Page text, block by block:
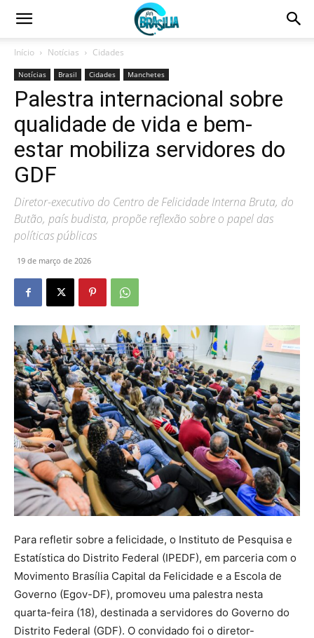
Início Notícias Cidades
Notícias Brasil Cidades Manchetes
Palestra internacional sobre
qualidade de vida e bem-
estar mobiliza servidores do
GDF
Diretor-executivo do Centro de Felicidade Interna Bruta, do
Butão, país budista, propõe reflexão sobre o papel das
políticas públicas
19 de março de 2026
Para refletir sobre a felicidade, o Instituto de Pesquisa e
Estatística do Distrito Federal (IPEDF), em parceria com o
Movimento Brasília Capital da Felicidade e a Escola de
Governo (Egov-DF), promoveu uma palestra nesta
quarta-feira (18), destinada a servidores do Governo do
Distrito Federal (GDF). O convidado foi o diretor-